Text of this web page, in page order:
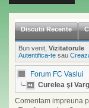
Discutii Recente
Bun venit, Vizitatorule
Autentifica-te sau
Forum FC Vaslui
Curelea şi
Comentam impreuna